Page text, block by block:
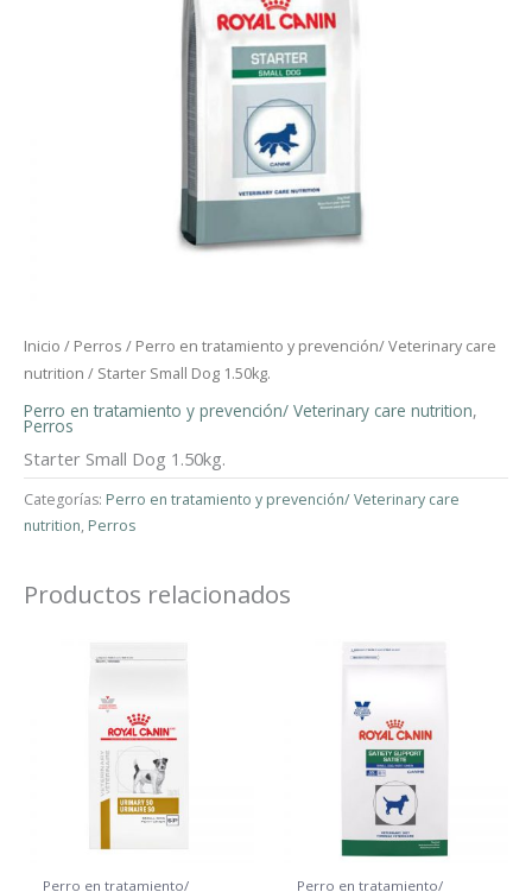
Inicio / Perros / Perro en tratamiento y prevención/ Veterinary care
nutrition / Starter Small Dog 1.50kg.
Perro en tratamiento y prevención/ Veterinary care nutrition,
Perros
Starter Small Dog 1.50kg.
Categorías: Perro en tratamiento y prevención/ Veterinary care
nutrition, Perros
Productos relacionados
Perro en tratamiento/
Perro en tratamiento/